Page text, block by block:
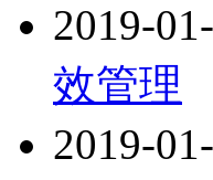
2019-
效管理
2019-